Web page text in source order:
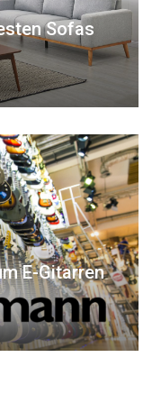
Sofas
E-Gitarren